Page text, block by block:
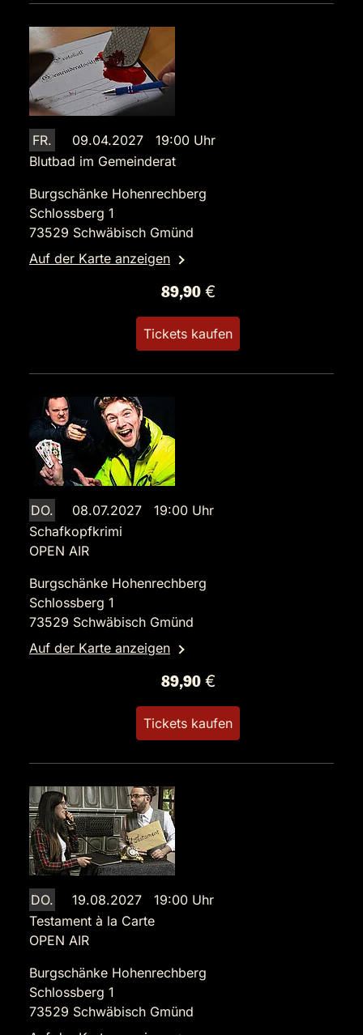
FR.
09.04.2027 19:00 Uhr
Blutbad im Gemeinderat
Burgschänke Hohenrechberg
Schlossberg 1
73529 Schwäbisch Gmünd
Auf der Karte anzeigen
89,90 €
Tickets kaufen
DO.
08.07.2027 19:00 Uhr
Schafkopfkrimi
OPEN AIR
Burgschänke Hohenrechberg
Schlossberg 1
73529 Schwäbisch Gmünd
Auf der Karte anzeigen
89,90 €
Tickets kaufen
DO.
19.08.2027 19:00 Uhr
Testament à la Carte
OPEN AIR
Burgschänke Hohenrechberg
Schlossberg 1
73529 Schwäbisch Gmünd